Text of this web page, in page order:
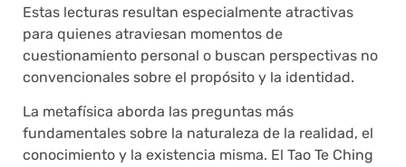
Estas lecturas resultan especialmente atractivas
para quienes atraviesan momentos de
cuestionamiento personal o buscan perspectivas no
convencionales sobre el propósito y la identidad.
La metafísica aborda las preguntas más
fundamentales sobre la naturaleza de la realidad, el
conocimiento y la existencia misma. El Tao Te Ching